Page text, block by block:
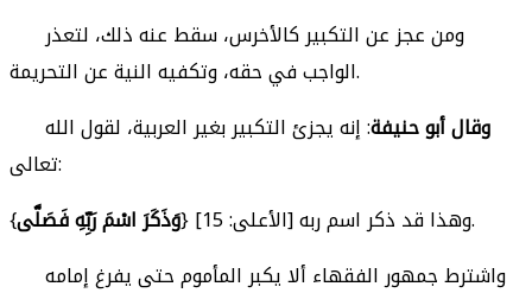
ومن عجز عن التكبير كالأخرس، سقط عنه ذلك، لتعذر
الواجب في حقه، وتكفيه النية عن التحريمة.
وقال أبو حنيفة: إنه يجزئ التكبير بغير العربية، لقول الله
تعالى:
{وَذَكَرَ اسْمَ رَبِّهِ فَصَلَّى
} [الأعلى: 15] وهذا قد ذكر اسم ربه.